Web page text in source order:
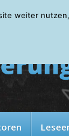
weiter